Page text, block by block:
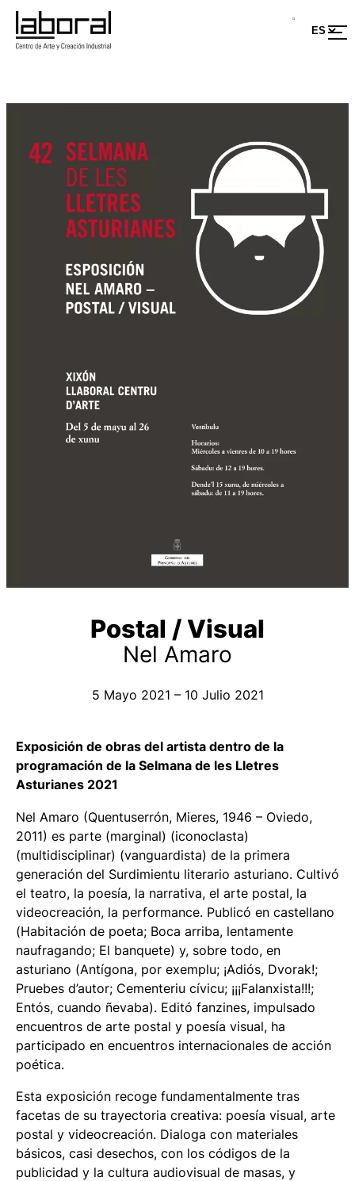
Postal / Visual
Nel Amaro
5 Mayo 2021 – 10 Julio 2021
Exposición de obras del artista dentro de la
programación de la Selmana de les Lletres
Asturianes 2021
Nel Amaro (Quentuserrón, Mieres, 1946 – Oviedo,
2011) es parte (marginal) (iconoclasta)
(multidisciplinar) (vanguardista) de la primera
generación del Surdimientu literario asturiano. Cultivó
el teatro, la poesía, la narrativa, el arte postal, la
videocreación, la performance. Publicó en castellano
(Habitación de poeta; Boca arriba, lentamente
naufragando; El banquete) y, sobre todo, en
asturiano (Antígona, por exemplu; ¡Adiós, Dvorak!;
Pruebes d’autor; Cementeriu cívicu; ¡¡¡Falanxista!!!;
Entós, cuando ñevaba). Editó fanzines, impulsado
encuentros de arte postal y poesía visual, ha
participado en encuentros internacionales de acción
poética.
Esta exposición recoge fundamentalmente tras
facetas de su trayectoria creativa: poesía visual, arte
postal y videocreación. Dialoga con materiales
básicos, casi desechos, con los códigos de la
publicidad y la cultura audiovisual de masas, y